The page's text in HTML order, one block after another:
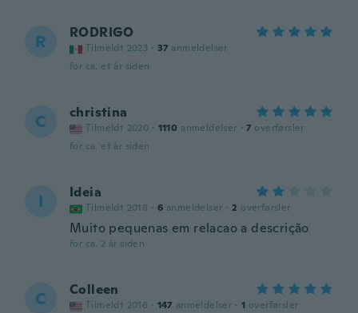
R RODRIGO
Tilmeldt 2023 · 37 anmeldelser
for ca. et år siden
C christina
Tilmeldt 2020 · 1110 anmeldelser · 7 overførsler
for ca. et år siden
I Ideia
Tilmeldt 2018 · 6 anmeldelser · 2 overførsler
Muito pequenas em relacao a descrição
for ca. 2 år siden
C Colleen
Tilmeldt 2016 · 147 anmeldelser · 1 overførsler